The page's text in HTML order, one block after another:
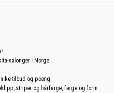
salonger i Norge
tilbud og poeng
striper og hårfarge, farge og form